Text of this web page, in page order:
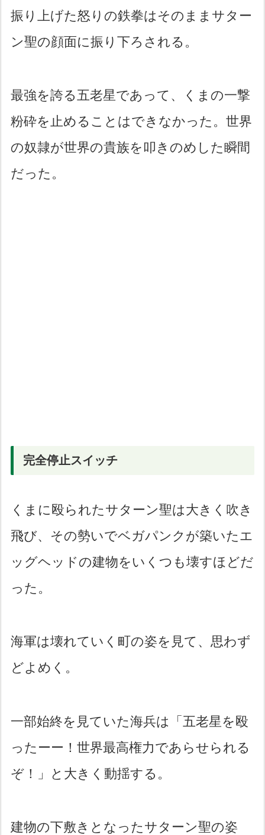
振り上げた怒りの鉄拳はそのままサター
ン聖の顔面に振り下ろされる。
最強を誇る五老星であって、くまの一撃
粉砕を止めることはできなかった。世界
の奴隷が世界の貴族を叩きのめした瞬間
だった。
完全停止スイッチ
くまに殴られたサターン聖は大きく吹き
飛び、その勢いでベガパンクが築いたエ
ッグヘッドの建物をいくつも壊すほどだ
った。
海軍は壊れていく町の姿を見て、思わず
どよめく。
一部始終を見ていた海兵は「五老星を殴
ったーー！世界最高権力であらせられる
ぞ！」と大きく動揺する。
建物の下敷きとなったサターン聖の姿